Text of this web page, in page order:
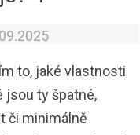
to, jaké vlastnosti
jsou ty špatné,
či minimálně